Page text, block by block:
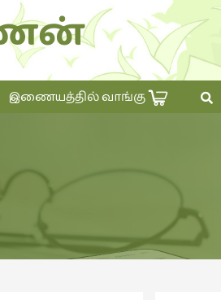
இணையத்தில் வாங்கு